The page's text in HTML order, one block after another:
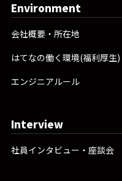
Environment
会社概要・所在地
はてなの働く環境(福利厚生)
エンジニアルール
Interview
社員インタビュー・座談会